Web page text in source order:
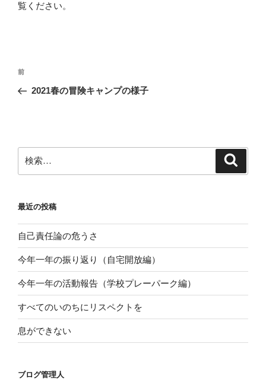
覧ください。
投
ナ
ー
シ
前
の
前
2021春の冒険キャンプの様子
索:
最近の投稿
自己責任論の危うさ
今年一年の振り返り（自宅開放編）
今年一年の活動報告（学校プレーパーク編）
すべてのいのちにリスペクトを
息ができない
ブログ管理人